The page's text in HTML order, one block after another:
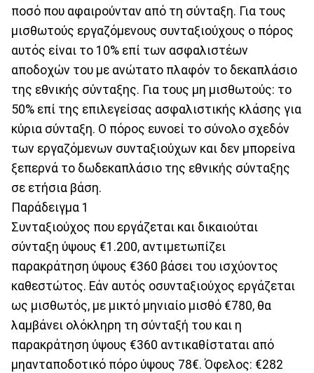
ποσό που αφαιρούνταν από τη σύνταξη. Για τους
μισθωτούς εργαζόμενους συνταξιούχους ο πόρος
αυτός είναι το 10% επί των ασφαλιστέων
αποδοχών του με ανώτατο πλαφόν το δεκαπλάσιο
της εθνικής σύνταξης. Για τους μη μισθωτούς: το
50% επί της επιλεγείσας ασφαλιστικής κλάσης για
κύρια σύνταξη. Ο πόρος ευνοεί το σύνολο σχεδόν
των εργαζόμενων συνταξιούχων και δεν μπορείνα
ξεπερνά το δωδεκαπλάσιο της εθνικής σύνταξης
σε ετήσια βάση.
Παράδειγμα 1
Συνταξιούχος που εργάζεται και δικαιούται
σύνταξη ύψους €1.200, αντιμετωπίζει
παρακράτηση ύψους €360 βάσει του ισχύοντος
καθεστώτος. Εάν αυτός οσυνταξιούχος εργάζεται
ως μισθωτός, με μικτό μηνιαίο μισθό €780, θα
λαμβάνει ολόκληρη τη σύνταξή του και η
παρακράτηση ύψους €360 αντικαθίσταται από
μηανταποδοτικό πόρο ύψους 78€. Όφελος: €282